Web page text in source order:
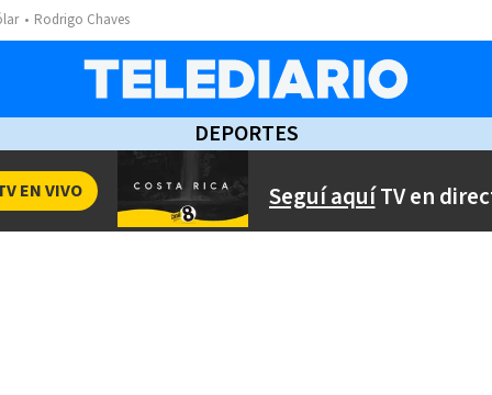
Rodrigo Chaves
DEPORTES
Seguí aquíTV en
EN VIVO